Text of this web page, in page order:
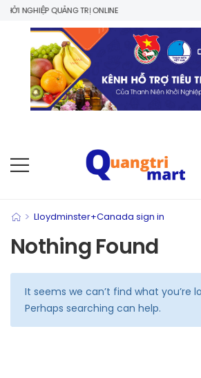
NGHIỆP QUẢNG TRỊ ONLINE
> Lloydminster+Canada sign in
Nothing Found
It seems we can’t find what you’re
Perhaps searching can help.